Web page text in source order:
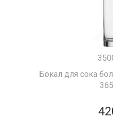
Бокал для сока